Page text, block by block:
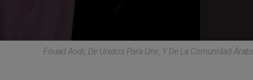
Fouad Aodi, De Unidos Para Unir, Y De La Comunidad